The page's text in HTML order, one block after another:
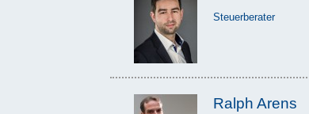
Steuerberater
Ralph Arens